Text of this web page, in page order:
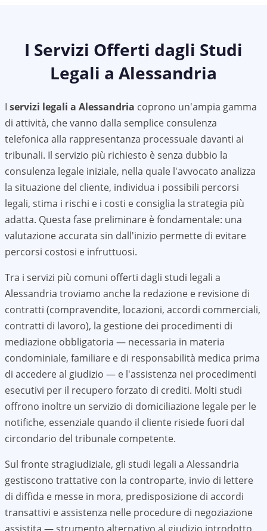
I Servizi Offerti dagli Studi
Legali a Alessandria
I servizi legali a Alessandria coprono un'ampia gamma
di attività, che vanno dalla semplice consulenza
telefonica alla rappresentanza processuale davanti ai
tribunali. Il servizio più richiesto è senza dubbio la
consulenza legale iniziale, nella quale l'avvocato analizza
la situazione del cliente, individua i possibili percorsi
legali, stima i rischi e i costi e consiglia la strategia più
adatta. Questa fase preliminare è fondamentale: una
valutazione accurata sin dall'inizio permette di evitare
percorsi costosi e infruttuosi.
Tra i servizi più comuni offerti dagli studi legali a
Alessandria troviamo anche la redazione e revisione di
contratti (compravendite, locazioni, accordi commerciali,
contratti di lavoro), la gestione dei procedimenti di
mediazione obbligatoria — necessaria in materia
condominiale, familiare e di responsabilità medica prima
di accedere al giudizio — e l'assistenza nei procedimenti
esecutivi per il recupero forzato di crediti. Molti studi
offrono inoltre un servizio di domiciliazione legale per le
notifiche, essenziale quando il cliente risiede fuori dal
circondario del tribunale competente.
Sul fronte stragiudiziale, gli studi legali a Alessandria
gestiscono trattative con la controparte, invio di lettere
di diffida e messe in mora, predisposizione di accordi
transattivi e assistenza nelle procedure di negoziazione